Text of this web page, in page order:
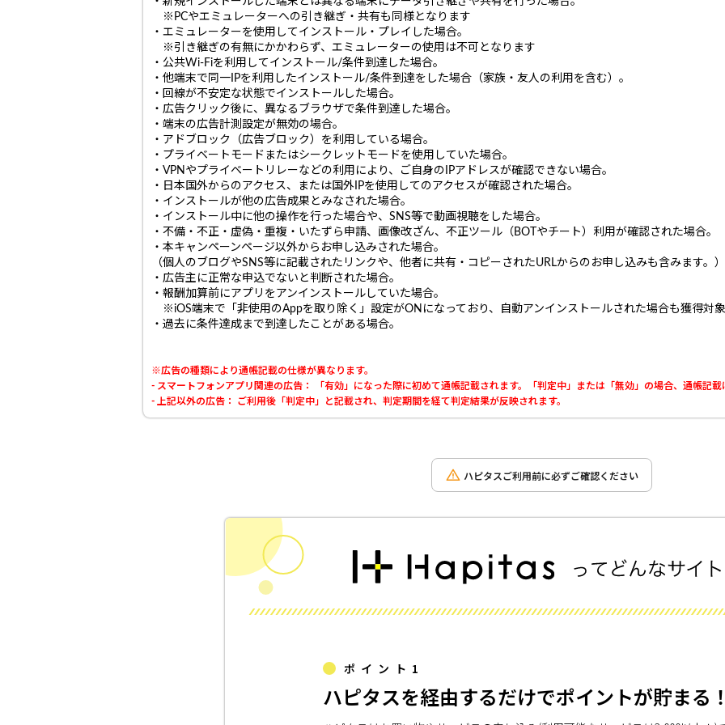
※PCやエミュレーターへの引き継ぎ・共有も同様となります
・エミュレーターを使用してインストール・プレイした場合。
※引き継ぎの有無にかかわらず、エミュレーターの使用は不可となります
・公共Wi-Fiを利用してインストール/条件到達した場合。
・他端末で同一IPを利用したインストール/条件到達をした場合（家族・友人の利用を含む）。
・回線が不安定な状態でインストールした場合。
・広告クリック後に、異なるブラウザで条件到達した場合。
・端末の広告計測設定が無効の場合。
・アドブロック（広告ブロック）を利用している場合。
・プライベートモードまたはシークレットモードを使用していた場合。
・VPNやプライベートリレーなどの利用により、ご自身のIPアドレスが確認できない場合。
・日本国外からのアクセス、または国外IPを使用してのアクセスが確認された場合。
・インストールが他の広告成果とみなされた場合。
・インストール中に他の操作を行った場合や、SNS等で動画視聴をした場合。
・不備・不正・虚偽・重複・いたずら申請、画像改ざん、不正ツール（BOTやチート）利用が確認された場合。
・本キャンペーンページ以外からお申し込みされた場合。
（個人のブログやSNS等に記載されたリンクや、他者に共有・コピーされたURLからのお申し込みも含みます。）
・広告主に正常な申込でないと判断された場合。
・報酬加算前にアプリをアンインストールしていた場合。
※iOS端末で「非使用のAppを取り除く」設定がONになっており、自動アンインストールされた場合も獲得対象
・過去に条件達成まで到達したことがある場合。
※広告の種類により通帳記載の仕様が異なります。
- スマートフォンアプリ関連の広告： 「有効」になった際に初めて通帳記載されます。「判定中」または「無効」の場合、通帳記載
- 上記以外の広告： ご利用後「判定中」と記載され、判定期間を経て判定結果が反映されます。
ハピタスご利用前に必ずご確認ください
ポイント1
ハピタスを経由するだけでポイントが貯まる！